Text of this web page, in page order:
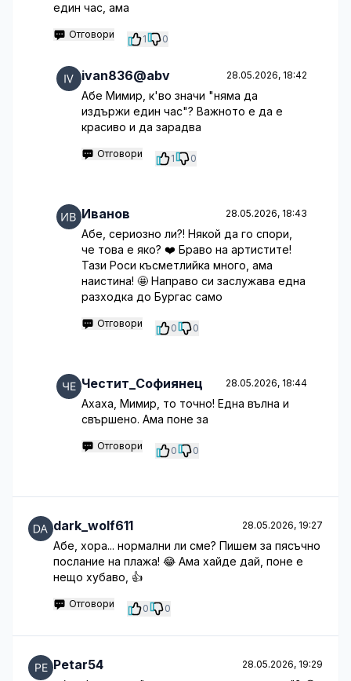
един час, ама
Отговори 1 0
ivan836@abv 28.05.2026, 18:42
Абе Мимир, к'во значи "няма да
издържи един час"? Важното е да е
красиво и да зарадва
Отговори 1 0
Иванов 28.05.2026, 18:43
Абе, сериозно ли?! Някой да го спори,
че това е яко? ❤️ Браво на артистите!
Тази Роси късметлийка много, ама
наистина! 🤩 Направо си заслужава една
разходка до Бургас само
Отговори 0 0
Честит_Софиянец 28.05.2026, 18:44
Ахаха, Мимир, то точно! Една вълна и
свършено. Ама поне за
Отговори 0 0
dark_wolf611 28.05.2026, 19:27
Абе, хора... нормални ли сме? Пишем за пясъчно
послание на плажа! 😂 Ама хайде дай, поне е
нещо хубаво, 👍
Отговори 0 0
Petar54 28.05.2026, 19:29